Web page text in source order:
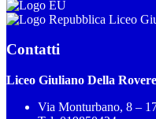
Liceo
Contatti
Liceo Giuliano Della Rovere
Via Monturbano, 8 –